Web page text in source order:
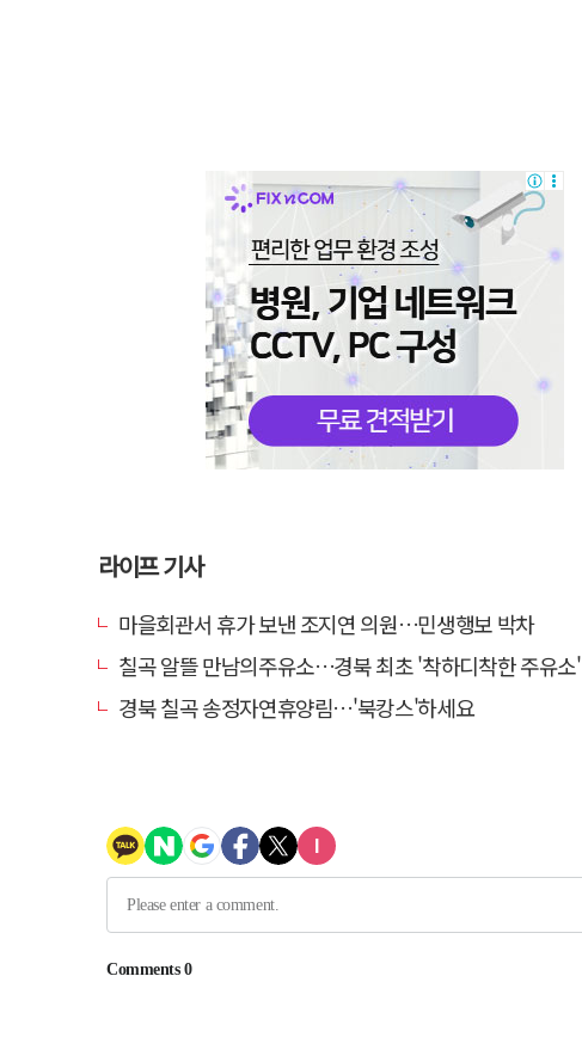
라이프 기사
마을회관서 휴가 보낸 조지연 의원…민생행보 박차
칠곡 알뜰 만남의주유소…경북 최초 '착하디착한 주유소' 선정
경북 칠곡 송정자연휴양림…'북캉스'하세요